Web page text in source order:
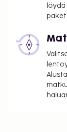
Yllä oleva
saattavat
Golfin
voi tehdä
ennen